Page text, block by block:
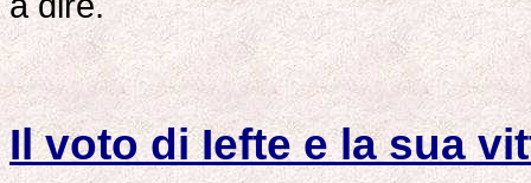
Il voto di Iefte e la sua